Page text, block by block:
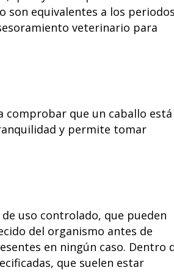
son equivalentes a los
veterinario para
que un caballo está
y permite tomar
uso controlado, que pueden
del organismo antes de
en ningún caso. Dentro
que suelen estar